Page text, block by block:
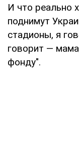
И что реально
поднимут
стадионы, я
говорит —
фонду".